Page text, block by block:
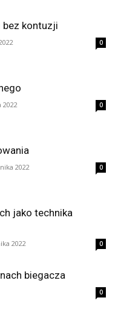
bez kontuzji
0
2022 0
2022 0
jako technika
2022 0
biegacza
0